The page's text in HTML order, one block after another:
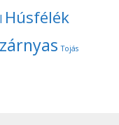
Húsfélék
Tojás